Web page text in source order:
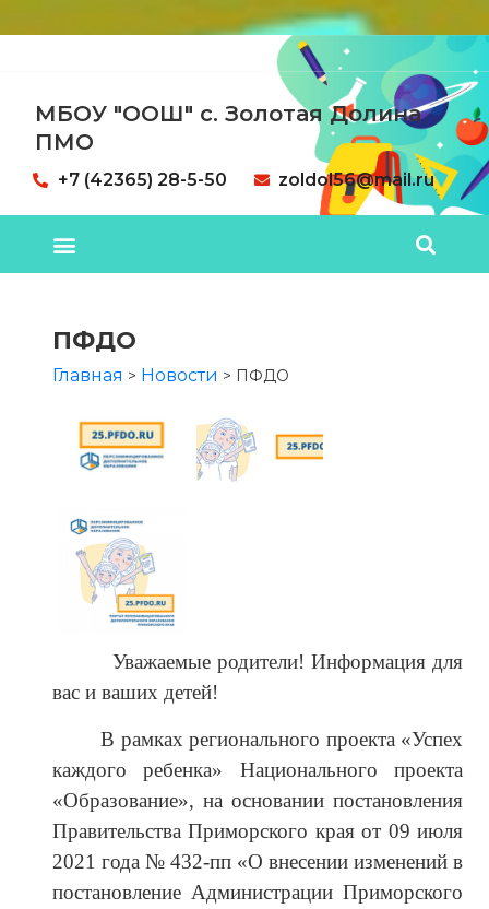
МБОУ "ООШ" с. Золотая Долина
ПМО
+7 (42365) 28-5-50 zoldol56@mail.ru
ПФДО
Главная > Новости > ПФДО
Уважаемые родители! Информация для
вас и ваших детей!
В рамках регионального проекта «Успех
каждого ребенка» Национального проекта
«Образование», на основании постановления
Правительства Приморского края от 09 июля
2021 года № 432-пп «О внесении изменений в
постановление Администрации Приморского